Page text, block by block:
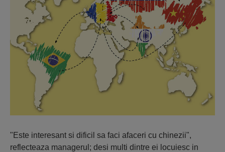
"Este interesant si dificil sa faci afaceri cu chinezii",
reflecteaza managerul; desi multi dintre ei locuiesc in